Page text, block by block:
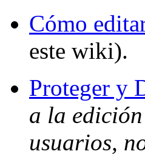
Cómo
este wiki).
Proteger y
a la
usuarios,